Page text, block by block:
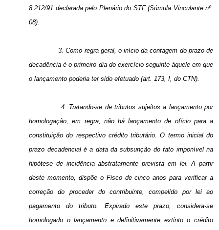
8.212/91 declarada pelo Plenário do STF (Súmula Vinculante nº.
08).
3. Como regra geral, o início da contagem do prazo de
decadência é o primeiro dia do exercício seguinte àquele em que
o lançamento poderia ter sido efetuado (art. 173, I, do CTN).
4. Tratando-se de tributos sujeitos a lançamento por
homologação, em regra, não há lançamento de ofício para a
constituição do respectivo crédito tributário. O termo inicial do
prazo decadencial é a data da subsunção do fato imponível na
hipótese de incidência abstratamente prevista em lei. A partir
deste momento, dispõe o Fisco de cinco anos para verificar a
correção do proceder do contribuinte, compelido por lei ao
pagamento do tributo. Expirado este prazo, considera-se
homologado o lançamento e definitivamente extinto o crédito